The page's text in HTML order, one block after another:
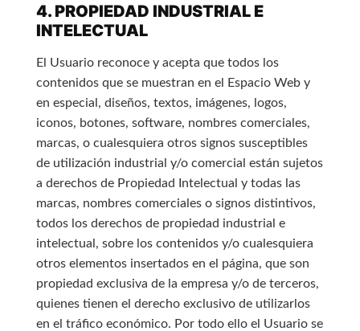
4. PROPIEDAD INDUSTRIAL E
INTELECTUAL
El Usuario reconoce y acepta que todos los
contenidos que se muestran en el Espacio Web y
en especial, diseños, textos, imágenes, logos,
iconos, botones, software, nombres comerciales,
marcas, o cualesquiera otros signos susceptibles
de utilización industrial y/o comercial están sujetos
a derechos de Propiedad Intelectual y todas las
marcas, nombres comerciales o signos distintivos,
todos los derechos de propiedad industrial e
intelectual, sobre los contenidos y/o cualesquiera
otros elementos insertados en el página, que son
propiedad exclusiva de la empresa y/o de terceros,
quienes tienen el derecho exclusivo de utilizarlos
en el tráfico económico. Por todo ello el Usuario se